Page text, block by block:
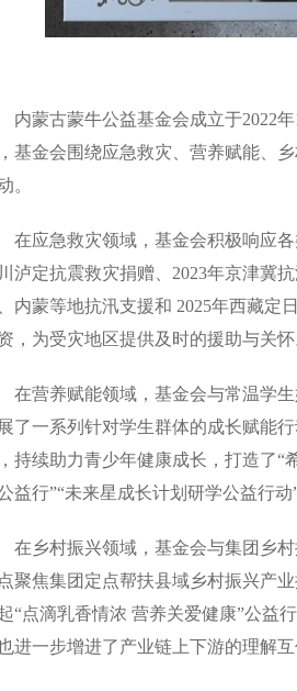
蒙古蒙牛公益基金会成立于2022年
基金会围绕应急救灾、营养赋能、
。
应急救灾领域，基金会积极响应各
泸定抗震救灾捐赠、2023年京津冀
内蒙等地抗汛支援和 2025年西藏定
，为受灾地区提供及时的援助与关怀
营养赋能领域，基金会与常温学生
了一系列针对学生群体的成长赋能
持续助力青少年健康成长，打造了“
益行”“未来星成长计划研学公益行动
乡村振兴领域，基金会与集团乡村
聚焦集团定点帮扶县域乡村振兴产
“点滴乳香情浓 营养关爱健康”公益
进一步增进了产业链上下游的理解互